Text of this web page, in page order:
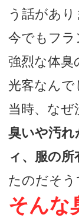
う話があり
今でもフラ
強烈な体臭
光客なん
当時、なぜ
臭いや汚
ィ、服の
たのだそう
そんな